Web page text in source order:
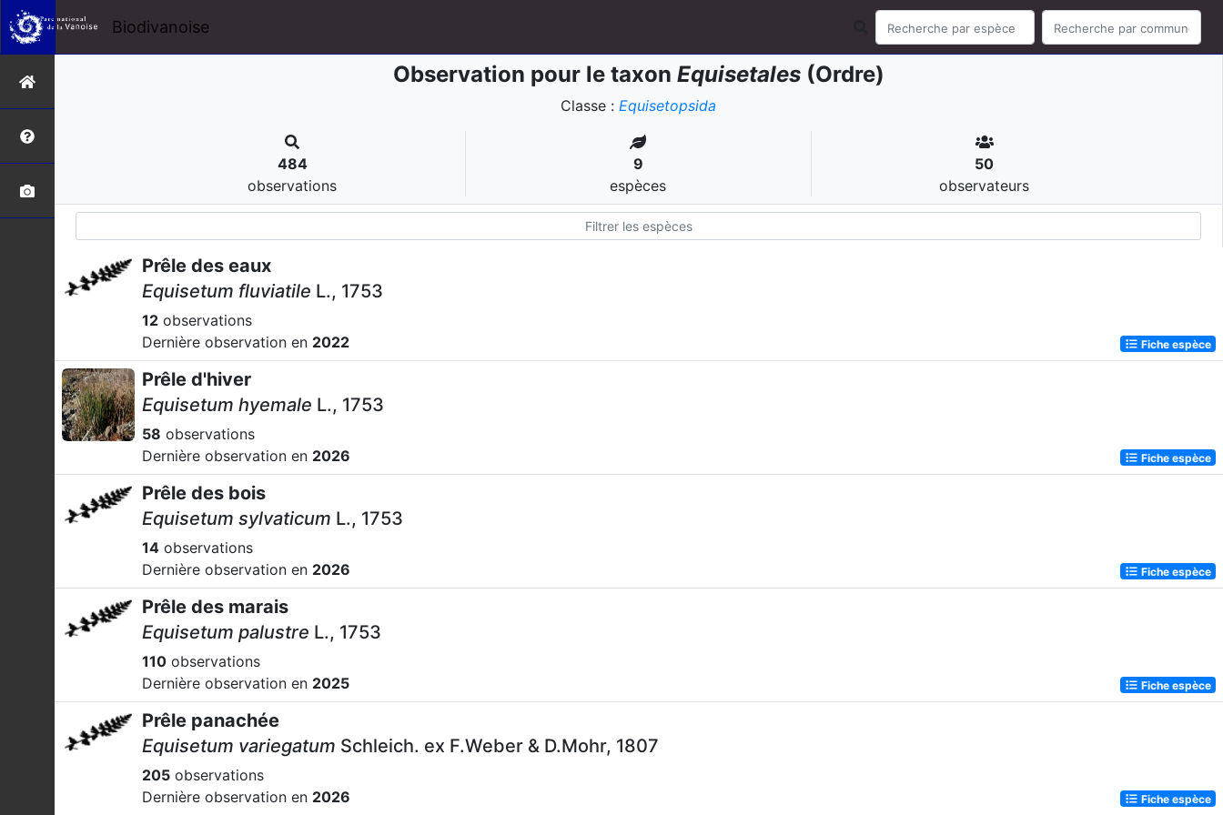
Biodivanoise
Observation pour le taxon Equisetales(Ordre)
Classe : Equisetopsida
484
observations
9
espèces
50
observateurs
Prêle des eaux
Equisetum fluviatile L., 1753
12 observations
Dernière observation en 2022 Fiche espèce
Prêle d'hiver
Equisetum hyemale L., 1753
58 observations
Dernière observation en 2026 Fiche espèce
Prêle des bois
Equisetum sylvaticum L., 1753
14 observations
Dernière observation en 2026 Fiche espèce
Prêle des marais
Equisetum palustre L., 1753
110 observations
Dernière observation en 2025 Fiche espèce
Prêle panachée
Equisetum variegatum Schleich. ex F.Weber & D.Mohr, 1807
205 observations
Dernière observation en 2026 Fiche espèce